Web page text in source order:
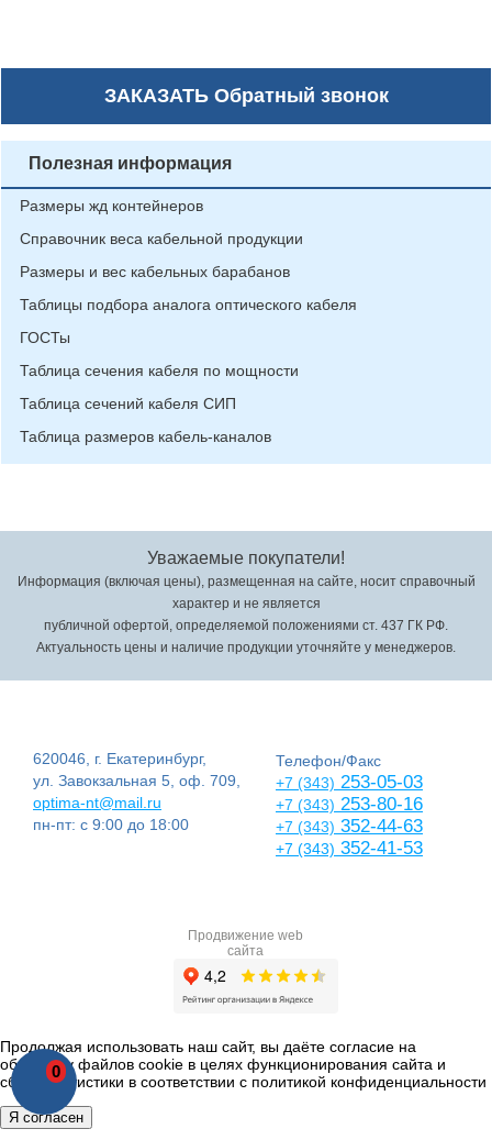
ЗАКАЗАТЬОбратный звонок
0
Полезная информация
Размеры жд контейнеров
Справочник веса кабельной продукции
Размеры и вес кабельных барабанов
Таблицы подбора аналога оптического кабеля
ГОСТы
Таблица сечения кабеля по мощности
Таблица сечений кабеля СИП
Таблица размеров кабель-каналов
Уважаемые покупатели!
Информация (включая цены), размещенная на сайте, носит справочный
характер и не является
публичной офертой, определяемой положениями ст. 437 ГК РФ.
Актуальность цены и наличие продукции уточняйте у менеджеров.
620046, г. Екатеринбург,
ул. Завокзальная 5, оф. 709,
optima-nt@mail.ru
пн-пт: с 9:00 до 18:00
Телефон/Факс
+7 (343) 253-05-03
+7 (343) 253-80-16
+7 (343) 352-44-63
+7 (343) 352-41-53
Продвижение web
сайта
Продолжая использовать наш сайт, вы даёте согласие на
обработку файлов cookie в целях функционирования сайта и
сбора статистики в соответствии с политикой конфиденциальности
Я согласен